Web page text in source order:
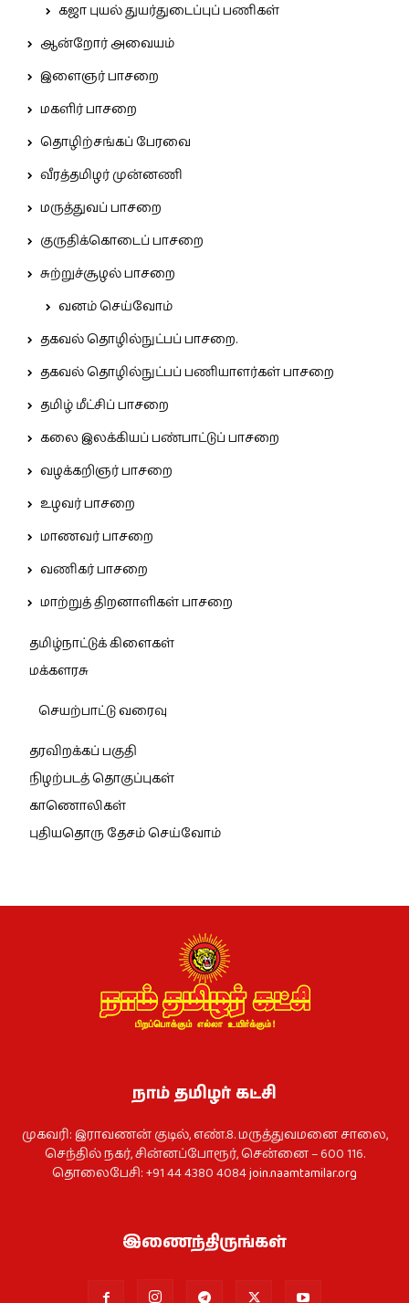
கஜா புயல் துயர்துடைப்புப் பணிகள்
ஆன்றோர் அவையம்
இளைஞர் பாசறை
மகளிர் பாசறை
தொழிற்சங்கப் பேரவை
வீரத்தமிழர் முன்னணி
மருத்துவப் பாசறை
குருதிக்கொடைப் பாசறை
சுற்றுச்சூழல் பாசறை
வனம் செய்வோம்
தகவல் தொழில்நுட்பப் பாசறை.
தகவல் தொழில்நுட்பப் பணியாளர்கள் பாசறை
தமிழ் மீட்சிப் பாசறை
கலை இலக்கியப் பண்பாட்டுப் பாசறை
வழக்கறிஞர் பாசறை
உழவர் பாசறை
மாணவர் பாசறை
வணிகர் பாசறை
மாற்றுத் திறனாளிகள் பாசறை
தமிழ்நாட்டுக் கிளைகள்
மக்களரசு
செயற்பாட்டு வரைவு
தரவிறக்கப் பகுதி
நிழற்படத் தொகுப்புகள்
காணொலிகள்
புதியதொரு தேசம் செய்வோம்
நாம் தமிழர் கட்சி
முகவரி: இராவணன் குடில், எண்.8. மருத்துவமனை சாலை,
செந்தில் நகர், சின்னப்போரூர், சென்னை – 600 116.
தொலைபேசி: +91 44 4380 4084join.naamtamilar.org
இணைந்திருங்கள்